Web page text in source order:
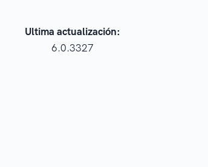
Ultima actualización:
6.0.3327